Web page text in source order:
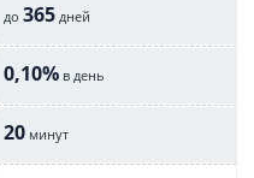
до 365 дней
0,10% в день
20 минут